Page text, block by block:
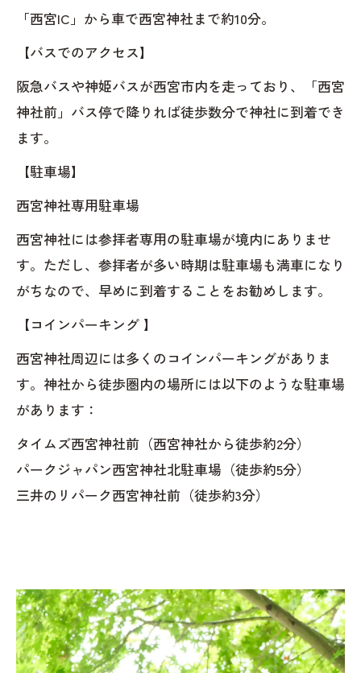
「西宮IC」から車で西宮神社まで約10分。
【バスでのアクセス】
阪急バスや神姫バスが西宮市内を走っており、「西宮
神社前」バス停で降りれば徒歩数分で神社に到着でき
ます。
【駐車場】
西宮神社専用駐車場
西宮神社には参拝者専用の駐車場が境内にありませ
す。ただし、参拝者が多い時期は駐車場も満車になり
がちなので、早めに到着することをお勧めします。
【コインパーキング 】
西宮神社周辺には多くのコインパーキングがありま
す。神社から徒歩圏内の場所には以下のような駐車場
があります：
タイムズ西宮神社前（西宮神社から徒歩約2分）
パークジャパン西宮神社北駐車場（徒歩約5分）
三井のリパーク西宮神社前（徒歩約3分）